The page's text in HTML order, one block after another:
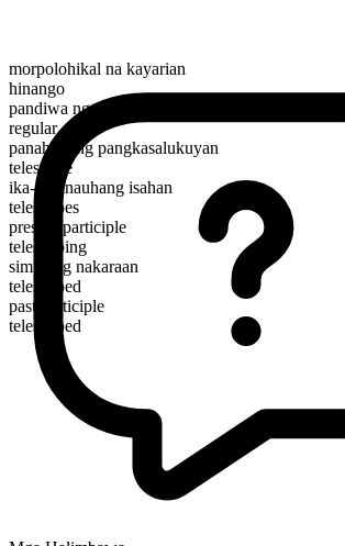
morpolohikal na kayarian
hinango
pandiwa ng paggalaw
regular
panahunang pangkasalukuyan
telescope
ika-3 panauhang isahan
telescopes
present participle
telescoping
simpleng nakaraan
telescoped
past participle
telescoped